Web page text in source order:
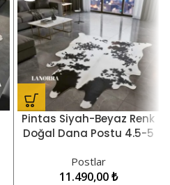
Pintas Siyah-Beyaz Renk
Doğal Dana Postu 4.5-5
Postlar
11.490,00₺